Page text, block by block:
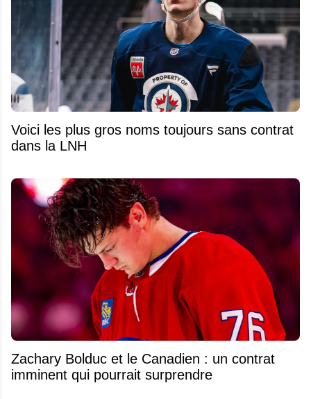
Voici les plus gros noms toujours sans contrat
dans la LNH
Zachary Bolduc et le Canadien : un contrat
imminent qui pourrait surprendre